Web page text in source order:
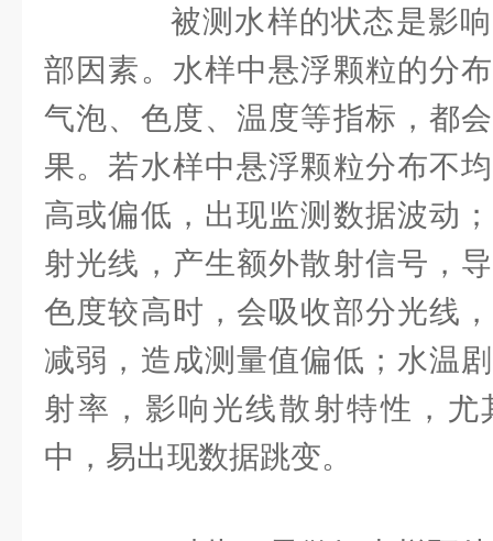
被测水样的状态是影响
部因素。水样中悬浮颗粒的分
气泡、色度、温度等指标，都
果。若水样中悬浮颗粒分布不
高或偏低，出现监测数据波动
射光线，产生额外散射信号，
色度较高时，会吸收部分光线
减弱，造成测量值偏低；水温
射率，影响光线散射特性，
中，易出现数据跳变。